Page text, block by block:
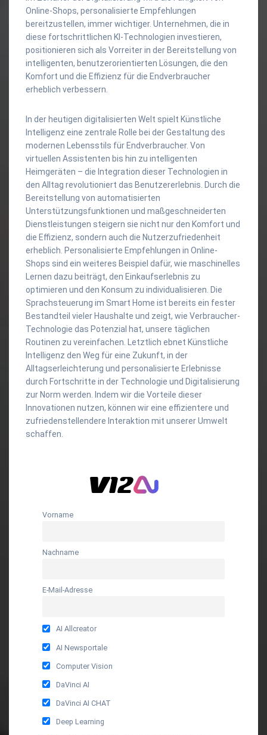
Online-Shops, personalisierte Empfehlungen
bereitzustellen, immer wichtiger. Unternehmen, die in
diese fortschrittlichen KI-Technologien investieren,
positionieren sich als Vorreiter in der Bereitstellung von
intelligenten, benutzerorientierten Lösungen, die den
Komfort und die Effizienz für die Endverbraucher
erheblich verbessern.
In der heutigen digitalisierten Welt spielt Künstliche
Intelligenz eine zentrale Rolle bei der Gestaltung des
modernen Lebensstils für Endverbraucher. Von
virtuellen Assistenten bis hin zu intelligenten
Heimgeräten – die Integration dieser Technologien in
den Alltag revolutioniert das Benutzererlebnis. Durch die
Bereitstellung von automatisierten
Unterstützungsfunktionen und maßgeschneiderten
Dienstleistungen steigern sie nicht nur den Komfort und
die Effizienz, sondern auch die Nutzerzufriedenheit
erheblich. Personalisierte Empfehlungen in Online-
Shops sind ein weiteres Beispiel dafür, wie maschinelles
Lernen dazu beiträgt, den Einkaufserlebnis zu
optimieren und den Konsum zu individualisieren. Die
Sprachsteuerung im Smart Home ist bereits ein fester
Bestandteil vieler Haushalte und zeigt, wie Verbraucher-
Technologie das Potenzial hat, unsere täglichen
Routinen zu vereinfachen. Letztlich ebnet Künstliche
Intelligenz den Weg für eine Zukunft, in der
Alltagserleichterung und personalisierte Erlebnisse
durch Fortschritte in der Technologie und Digitalisierung
zur Norm werden. Indem wir die Vorteile dieser
Innovationen nutzen, können wir eine effizientere und
zufriedenstellendere Interaktion mit unserer Umwelt
schaffen.
Vorname
Nachname
E-Mail-Adresse
AI Allcreator
AI Newsportale
Computer Vision
DaVinci AI
DaVinci AI CHAT
Deep Learning